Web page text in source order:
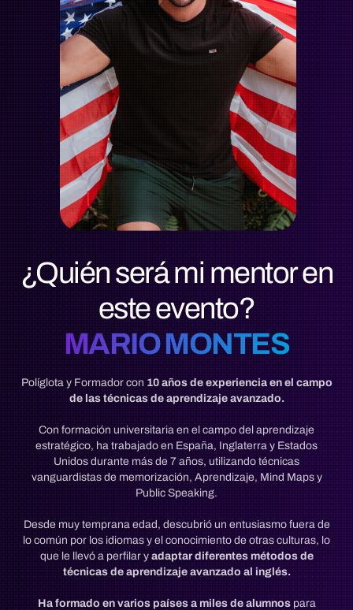
¿Quién será mi mentor en
este evento?
MARIO MONTES
Políglota y Formador con 10 años de experiencia en el campo
de las técnicas de aprendizaje avanzado.
Con formación universitaria en el campo del aprendizaje
estratégico, ha trabajado en España, Inglaterra y Estados
Unidos durante más de 7 años, utilizando técnicas
vanguardistas de memorización, Aprendizaje, Mind Maps y
Public Speaking.
Desde muy temprana edad, descubrió un entusiasmo fuera de
lo común por los idiomas y el conocimiento de otras culturas, lo
que le llevó a perfilar yadaptar diferentes métodos de
técnicas de aprendizaje avanzado al inglés.
Ha formado en varios países a miles de alumnospara